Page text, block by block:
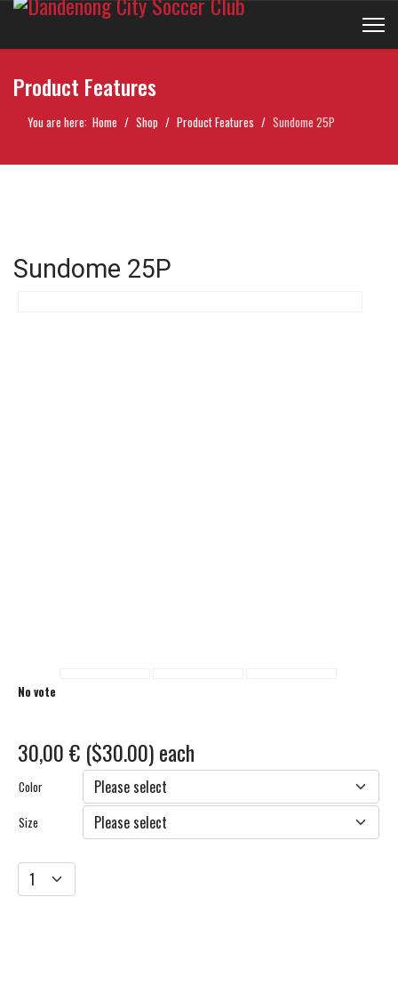
Product Features
You are here: Home Shop Product Features Sundome 25P
Sundome 25P
No vote
30,00 € ($30.00)each
Color
Size